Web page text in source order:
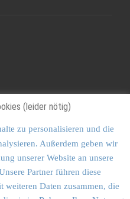
(leider nötig)
zu personalisieren und die
Außerdem geben wir
unserer Website an unsere
Partner führen diese
Daten zusammen, die